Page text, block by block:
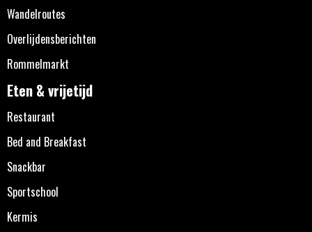
Wandelroutes
Overlijdensberichten
Rommelmarkt
Eten & vrijetijd
Restaurant
Bed and Breakfast
Snackbar
Sportschool
Kermis